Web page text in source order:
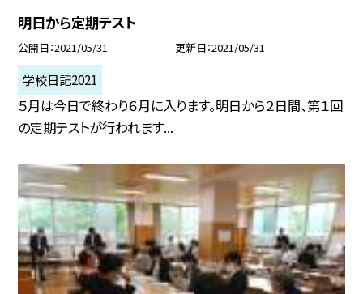
明日から定期テスト
公開日 2021/05/31 更新日 2021/05/31
学校日記2021
５月は今日で終わり６月に入ります。明日から２日間、第１回
の定期テストが行われます...